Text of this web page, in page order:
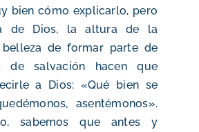
bien cómo explicarlo, pero
de Dios, la altura de la
belleza de formar parte de
de salvación hacen que
a Dios: «Qué bien se
asentémonos».
sabemos que antes y